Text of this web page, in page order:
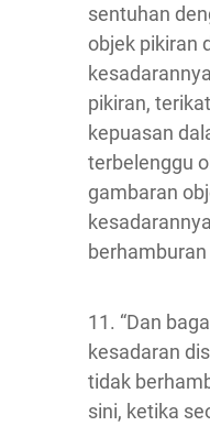
sentuhan
objek pikiran
pikiran,
kepuasan
terbelenggu
gambaran
11. “Dan
kesadaran
tidak
sini, ketika